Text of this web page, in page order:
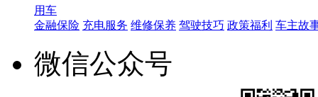
用车
金融保险 充电服务 维修保养 驾驶技巧 政策福利 车主故
微信公众号